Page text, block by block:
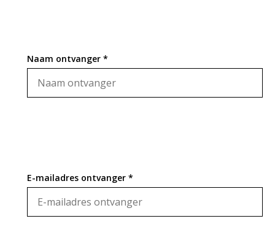
Naam ontvanger *
E-mailadres ontvanger *